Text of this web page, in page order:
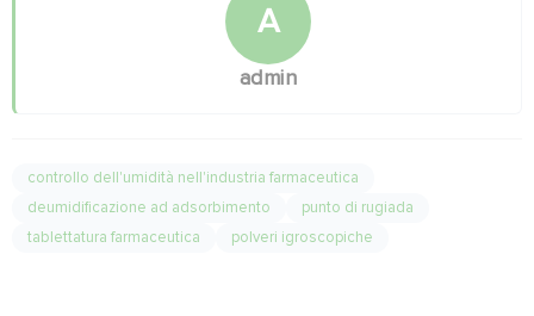
A
admin
controllo dell'umidità nell'industria farmaceutica
deumidificazione ad adsorbimento
punto di rugiada
tablettatura farmaceutica
polveri igroscopiche